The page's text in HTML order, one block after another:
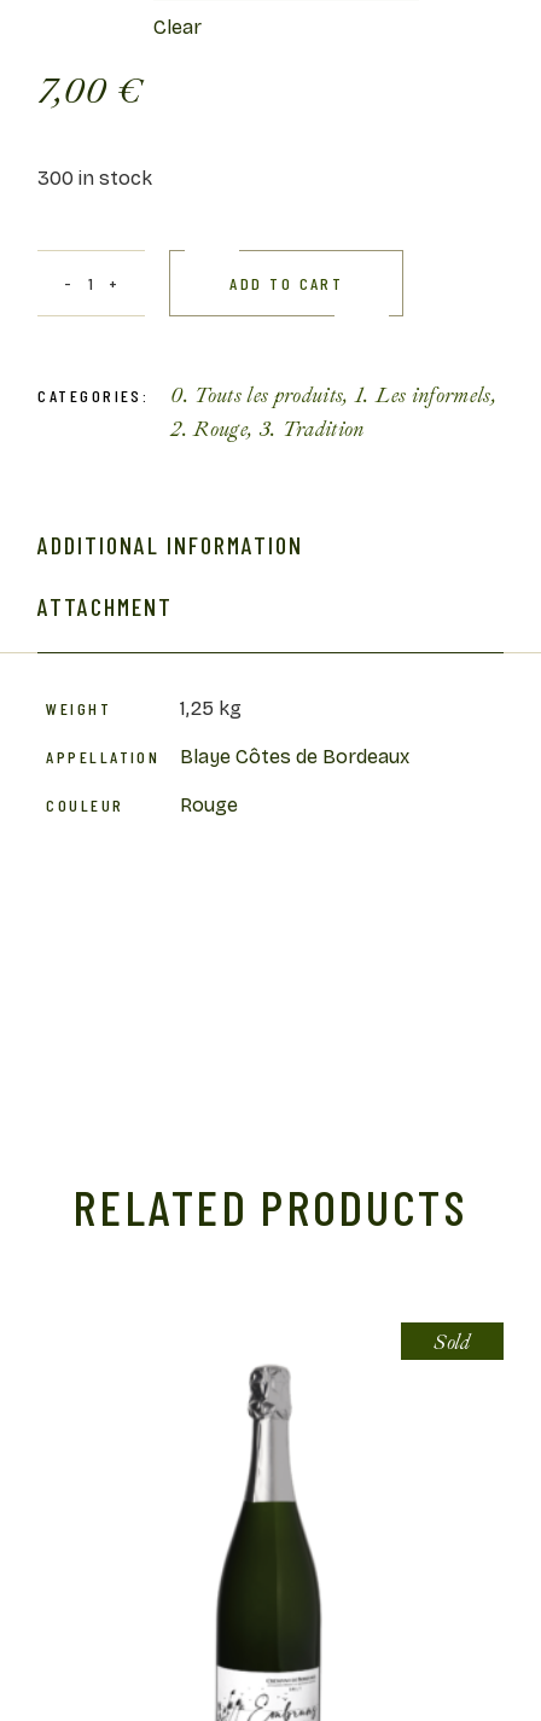
Clear
7,00 €
300 in stock
ADD TO CART
CATEGORIES: 0. Touts les produits,1. Les informels,
2. Rouge, 3. Tradition
ADDITIONAL INFORMATION
ATTACHMENT
WEIGHT 1,25 kg
APPELLATION Blaye Côtes de Bordeaux
COULEUR Rouge
RELATED PRODUCTS
Sold